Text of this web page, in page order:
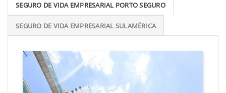
SEGURO DE VIDA EMPRESARIAL PORTO SEGURO
SEGURO DE VIDA EMPRESARIAL SULAMÉRICA